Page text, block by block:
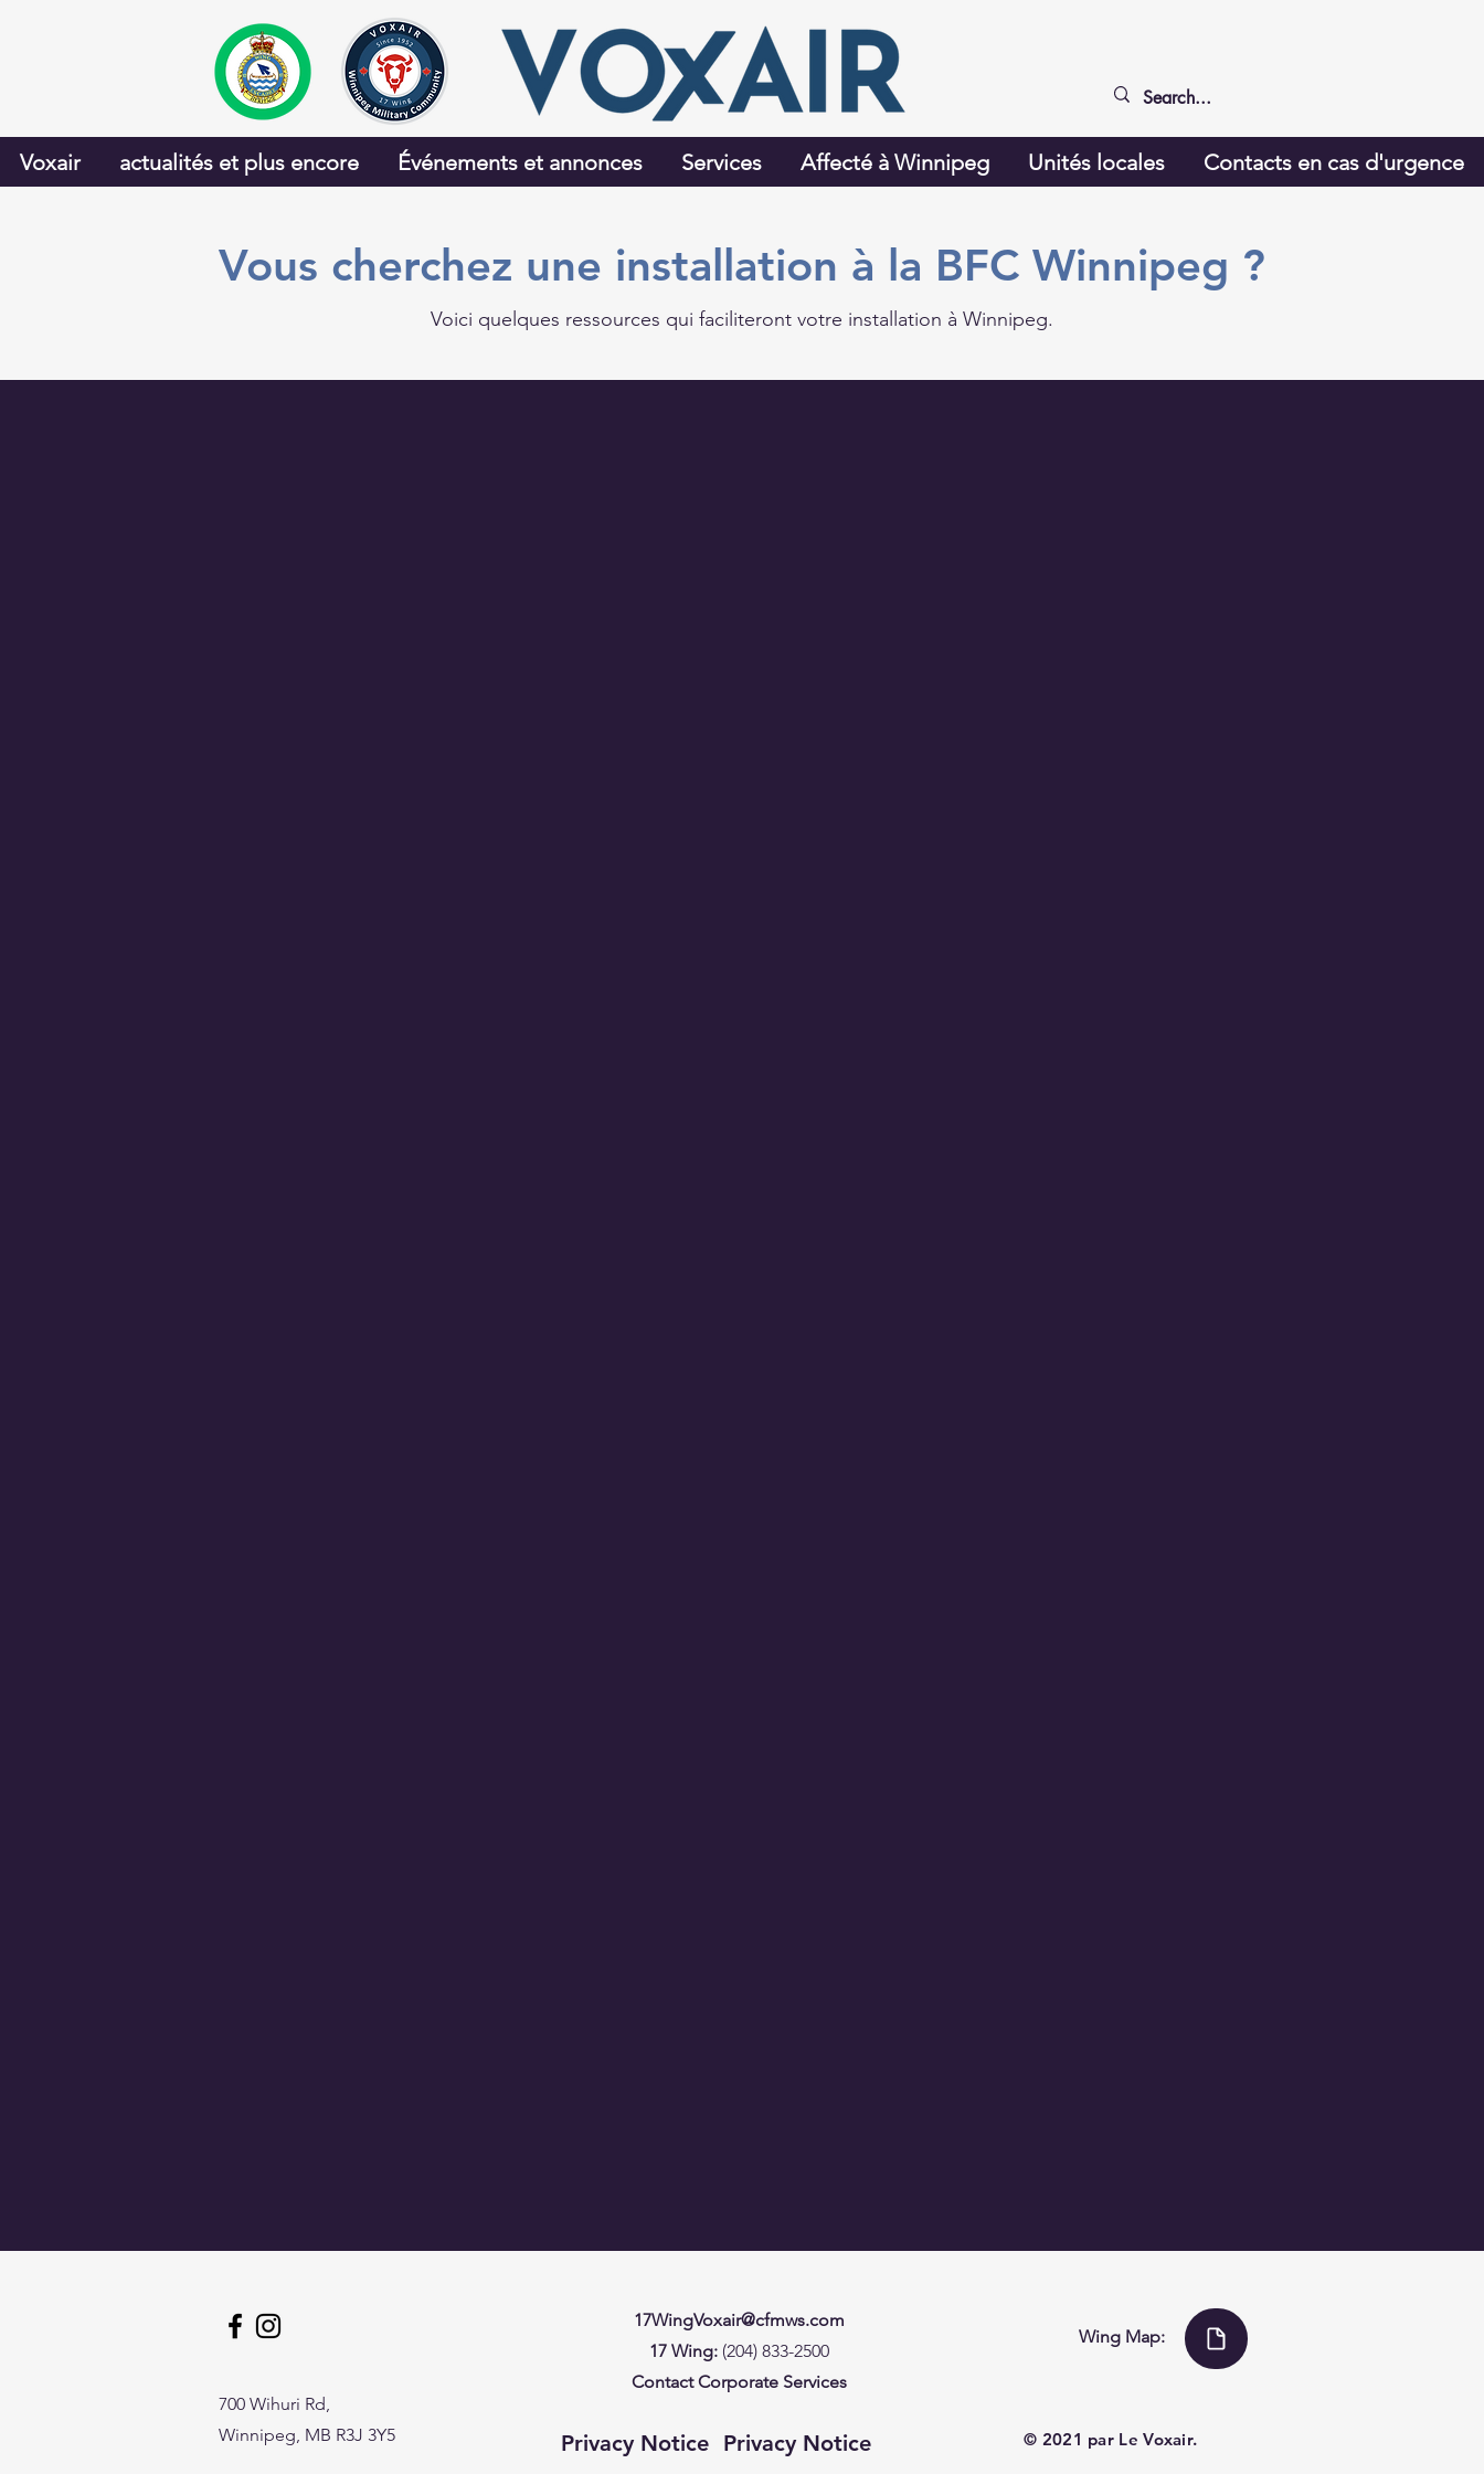
Voxair actualités et plus encore Événements et annonces Services Affecté à Winnipeg Unités locales Contacts en cas d'urgence
Vous cherchez une installation à la BFC Winnipeg ?
Voici quelques ressources qui faciliteront votre installation à Winnipeg.
700 Wihuri Rd,
Winnipeg, MB R3J 3Y5
17WingVoxair@cfmws.com
17 Wing:(204) 833-2500
Contact Corporate Services
Privacy Notice Privacy Notice
Wing Map:
© 2021 par Le Voxair.